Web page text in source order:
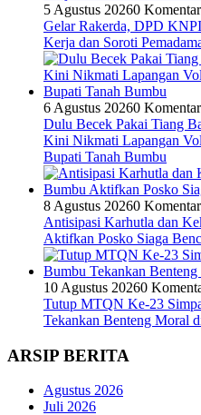
5 Agustus 20260 Komentar
Gelar Rakerda, DPD
Kerja dan Soroti
6 Agustus 20260 Komentar
Dulu Becek Pakai Tiang
Kini Nikmati Lapangan
Bupati Tanah Bumbu
8 Agustus 20260 Komentar
Antisipasi Karhutla dan
Aktifkan Posko Siaga
10 Agustus 20260
Tutup MTQN Ke-23
Tekankan Benteng Moral
ARSIP BERITA
Agustus 2026
Juli 2026